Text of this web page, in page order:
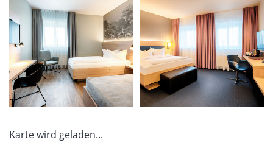
Karte wird geladen...